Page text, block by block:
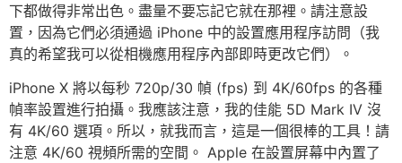
下都做得非常出色。盡量不要忘記它就在那裡。請注意設
置，因為它們必須通過 iPhone 中的設置應用程序訪問（我
真的希望我可以從相機應用程序內部即時更改它們）。
iPhone X 將以每秒 720p/30 幀 (fps) 到 4K/60fps 的各種
幀率設置進行拍攝。我應該注意，我的佳能 5D Mark IV 沒
有 4K/60 選項。所以，就我而言，這是一個很棒的工具！請
注意 4K/60 視頻所需的空間。 Apple 在設置屏幕中內置了